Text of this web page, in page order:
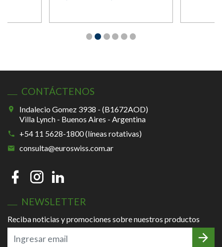
CONTÁCTENOS
Indalecio Gomez 3938 - (B1672AOD)
Villa Lynch - Buenos Aires - Argentina
+54 11 5628-1800 (líneas rotativas)
consulta@euroswiss.com.ar
NEWSLETTER
Reciba noticias y promociones sobre nuestros productos